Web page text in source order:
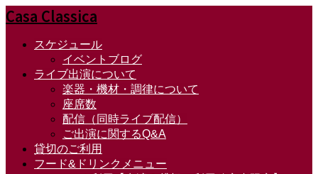
Casa Classica
スケジュール
イベントブログ
ライブ出演について
楽器・機材・調律について
座席数
配信（同時ライブ配信）
ご出演に関するQ&A
貸切のご利用
フード&ドリンクメニュー